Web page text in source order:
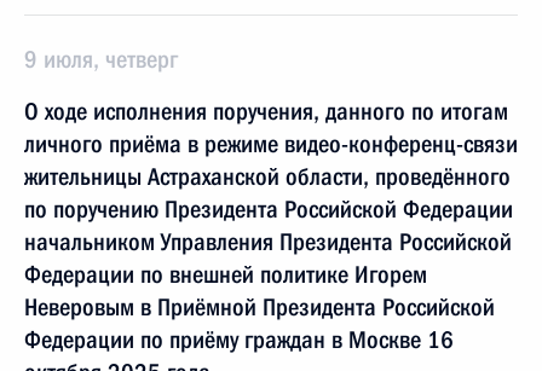
9 июля, четверг
О ходе исполнения поручения, данного по итогам
личного приёма в режиме видео-конференц-связи
жительницы Астраханской области, проведённого
по поручению Президента Российской Федерации
начальником Управления Президента Российской
Федерации по внешней политике Игорем
Неверовым в Приёмной Президента Российской
Федерации по приёму граждан в Москве 16